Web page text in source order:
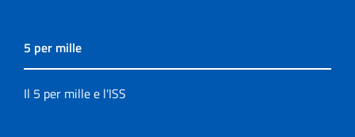
5 per mille
Il 5 per mille e l'ISS